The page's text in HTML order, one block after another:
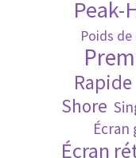
Peak-
Poids
Rapide
Shore
Écran
Écran